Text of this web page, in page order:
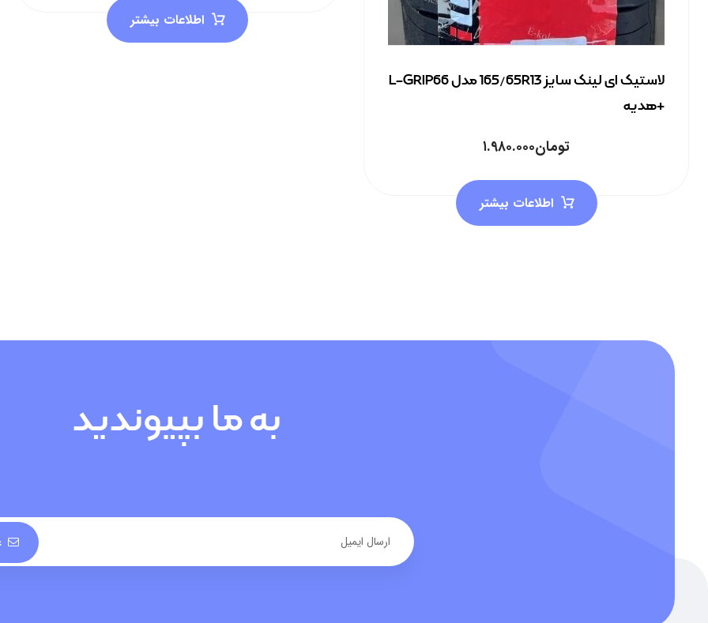
لاستیک ای لینک سایز 165/65R13 مدل L-GRIP66
+هدیه
تومان۱.۹۸۰.۰۰۰
اطلاعات بیشتر
اطلاعات بیشتر
به ما بپیوندید